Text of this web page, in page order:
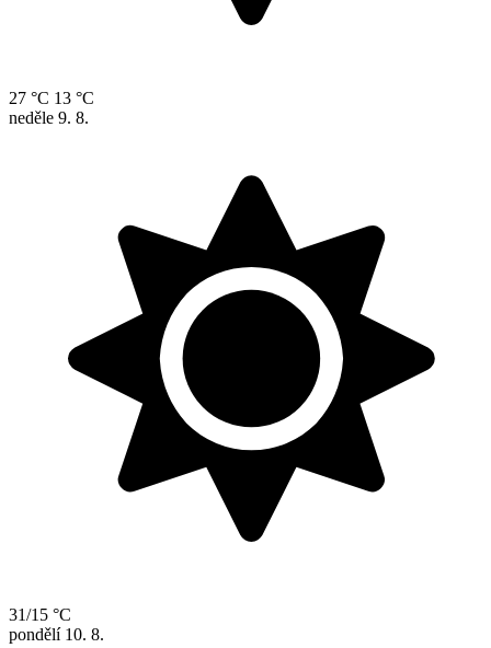
27 °C 13 °C
neděle 9. 8.
31/15 °C
pondělí 10. 8.